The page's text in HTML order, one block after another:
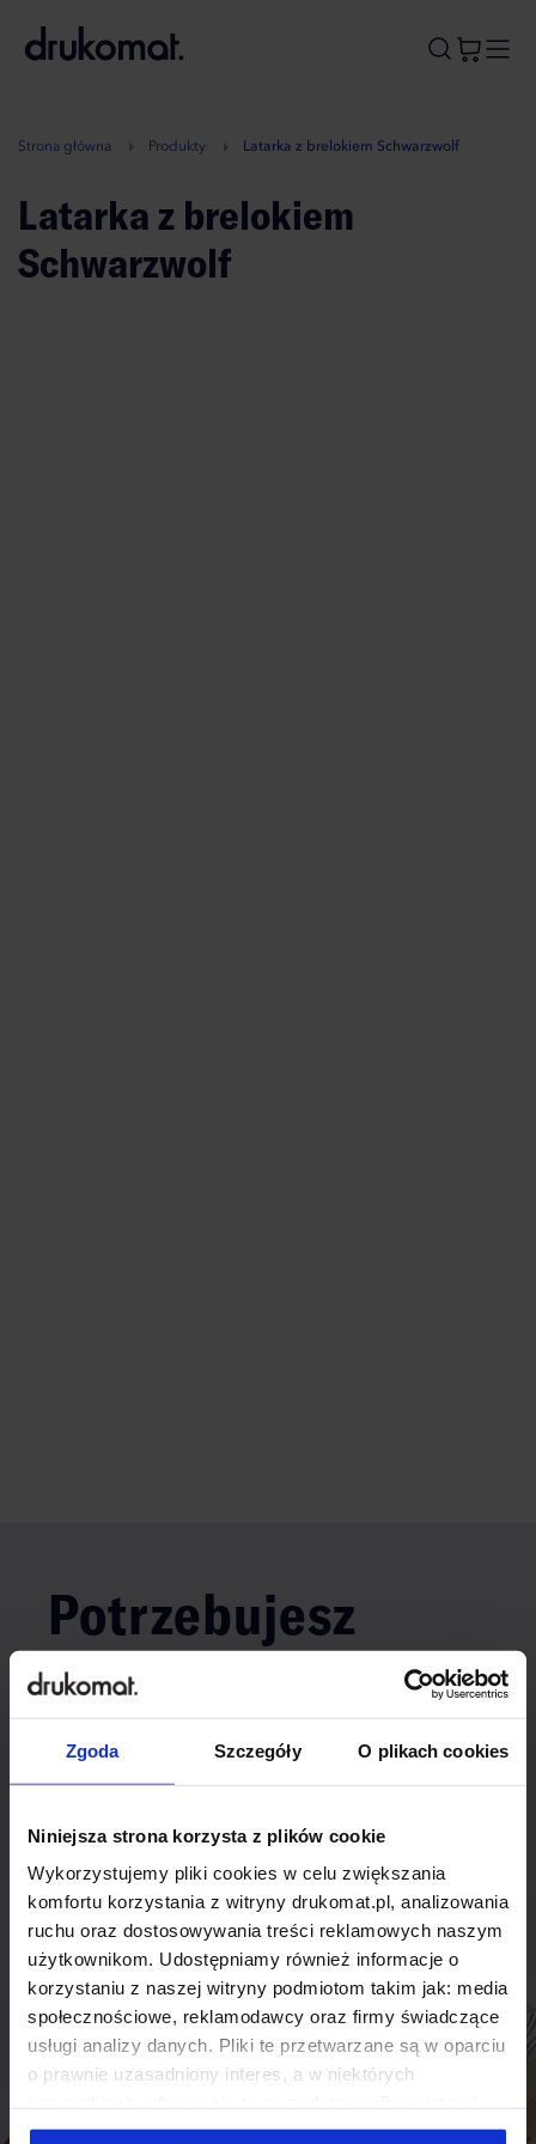
Zgoda Szczegóły O plikach cookies
Niniejsza strona korzysta z plików cookie
Wykorzystujemy pliki cookies w celu zwiększania
komfortu korzystania z witryny drukomat.pl, analizowania
ruchu oraz dostosowywania treści reklamowych naszym
użytkownikom. Udostępniamy również informacje o
korzystaniu z naszej witryny podmiotom takim jak: media
społecznościowe, reklamodawcy oraz firmy świadczące
usługi analizy danych. Pliki te przetwarzane są w oparciu
o prawnie uzasadniony interes, a w niektórych
Niektóre z plików cookies dostarczane i przetwarzane są
A
Strona główna Produkty Latarka z brelokiem Schwarzwolf
Latarka z brelokiem
Schwarzwolf
Potrzebujesz
indywidualnego
rozwiązania?
Odezwij się do nas, aby omówić
produkt niestandardowy.
Skontaktuj się